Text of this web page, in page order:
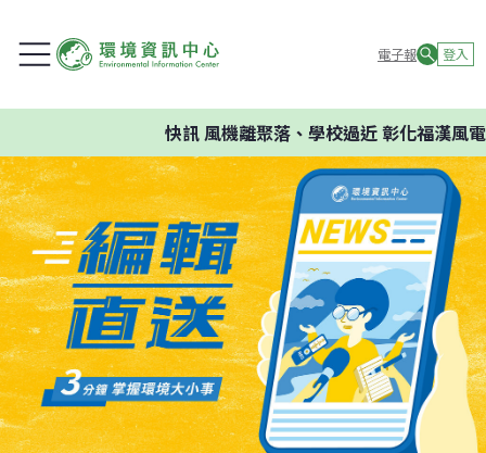
電子報 登入
快訊風機離聚落、學校過近 彰化福漢風電